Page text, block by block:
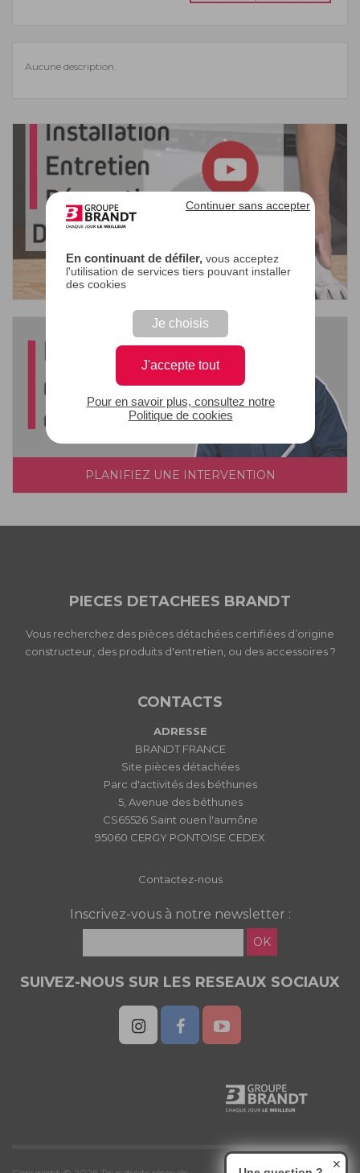
En continuant de défiler,vous acceptez
l'utilisation de services tiers pouvant installer
des cookies
Je choisis
J'accepte tout
Continuer sans accepter
Pour en savoir plus, consultez notre
Politique de cookies
Aucune description.
PLANIFIEZ UNE INTERVENTION
PIECES DETACHEES BRANDT
Vous recherchez des pièces détachées certifiées d’origine
constructeur, des produits d'entretien, ou des accessoires ?
CONTACTS
ADRESSE
BRANDT FRANCE
Site pièces détachées
Parc d'activités des béthunes
5, Avenue des béthunes
CS65526 Saint ouen l'aumône
95060 CERGY PONTOISE CEDEX
Contactez-nous
Inscrivez-vous à notre newsletter :
OK
SUIVEZ-NOUS SUR LES RESEAUX SOCIAUX
✕